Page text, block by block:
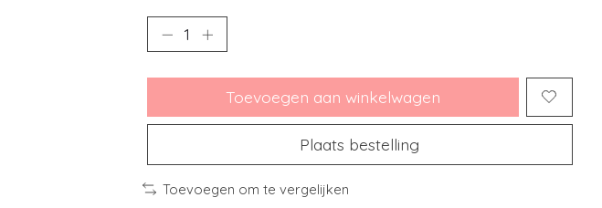
Toevoegen aan winkelwagen
Plaats bestelling
Toevoegen om te vergelijken